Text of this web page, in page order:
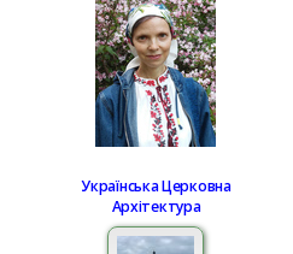
Українська Церковна
Архітектура